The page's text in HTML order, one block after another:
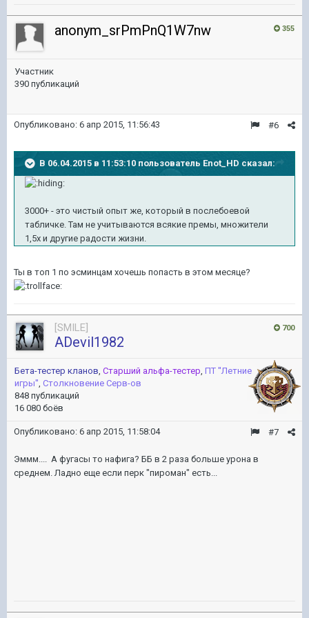
355
anonym_srPmPnQ1W7nw
Участник
390 публикаций
#6
Опубликовано: 6 апр 2015, 11:56:43
В 06.04.2015 в 11:53:10 пользователь Enot_HD сказал:
3000+ - это чистый опыт же, который в послебоевой
табличке. Там не учитываются всякие премы, множители
1,5х и другие радости жизни.
Ты в топ 1 по эсминцам хочешь попасть в этом месяце?
700
[SMILE]
ADevil1982
Бета-тестер кланов, Старший альфа-тестер, ПТ ''Летние
игры'', Столкновение Серв-ов
848 публикаций
16 080 боёв
#7
Опубликовано: 6 апр 2015, 11:58:04
Эммм.... А фугасы то нафига? ББ в 2 раза больше урона в
среднем. Ладно еще если перк "пироман" есть...